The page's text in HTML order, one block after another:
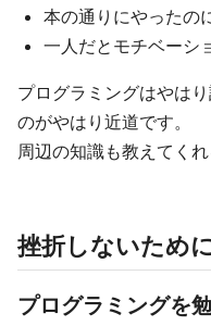
本の通りにやったの
一人だとモチベーシ
プログラミングはやは
のがやはり近道です。
周辺の知識も教えてく
挫折しないため
プログラミングを